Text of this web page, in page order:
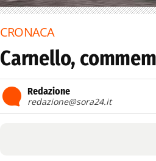
CRONACA
Carnello,
Redazione
redazione@sora24.it